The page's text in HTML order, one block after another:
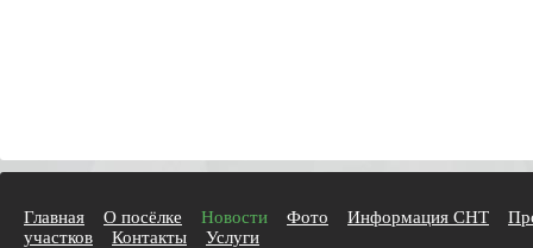
Главная О посёлке Новости Фото Информация СНТ
участков
Контакты Услуги